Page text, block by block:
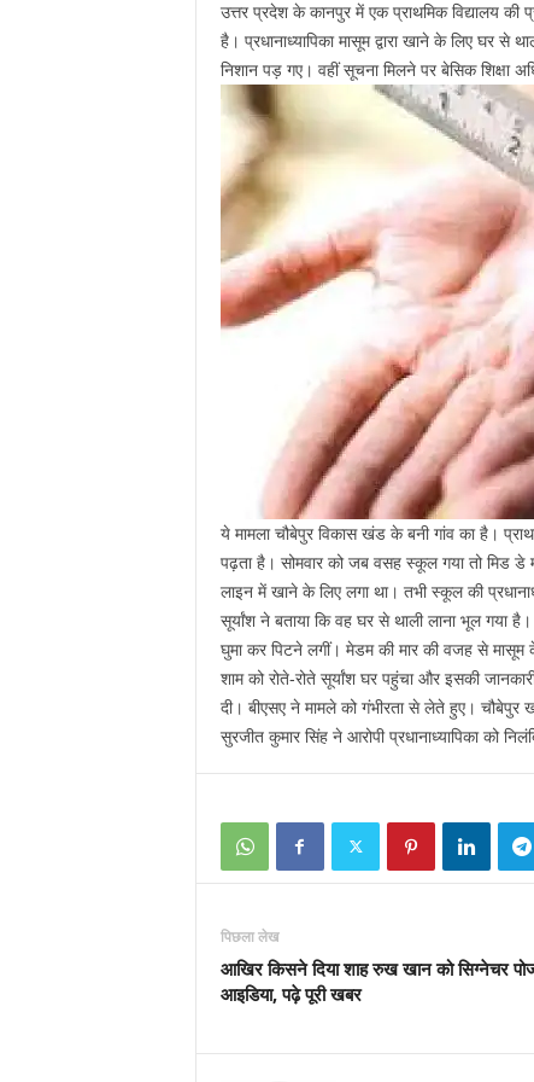
उत्तर प्रदेश के कानपुर में एक प्राथमिक विद्यालय की
है। प्रधानाध्यापिका मासूम द्वारा खाने के लिए घर
निशान पड़ गए। वहीं सूचना मिलने पर बेसिक शिक्षा
ये मामला चौबेपुर विकास खंड के बनी गांव का है।
पढ़ता है। सोमवार को जब वसह स्कूल गया तो मिड
लाइन में खाने के लिए लगा था। तभी स्कूल की
सूर्यांश ने बताया कि वह घर से थाली लाना भूल गया
घुमा कर पिटने लगीं। मेडम की मार की वजह से
शाम को रोते-रोते सूर्यांश घर पहुंचा और इसकी
दी। बीएसए ने मामले को गंभीरता से लेते हुए। चौबेपुर
सुरजीत कुमार सिंह ने आरोपी प्रधानाध्यापिका को
पिछला लेख
आखिर किसने दिया शाह रुख खान को सिग्नेचर
आइडिया, पढ़े पूरी खबर